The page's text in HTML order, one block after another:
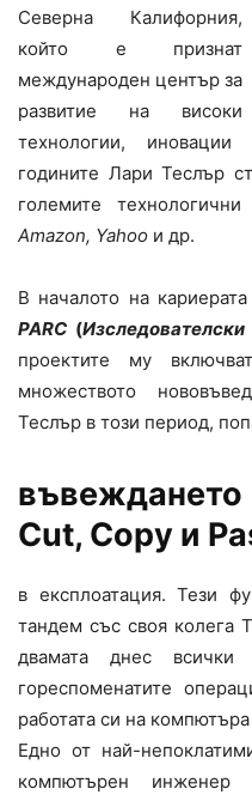
Северна Калифорния,
който е признат
международен център за
развитие на високи
технологии,
годините Лари Теслър
големите
Amazon, Yahoo и др.
В началото на
PARC (
проектите му
множеството
Теслър в този период,
Cut, Copy и
в експлоатация. Тези
тандем със своя колега
двамата днес всички
гореспоменатите
работата си на
Едно от най-
компютърен